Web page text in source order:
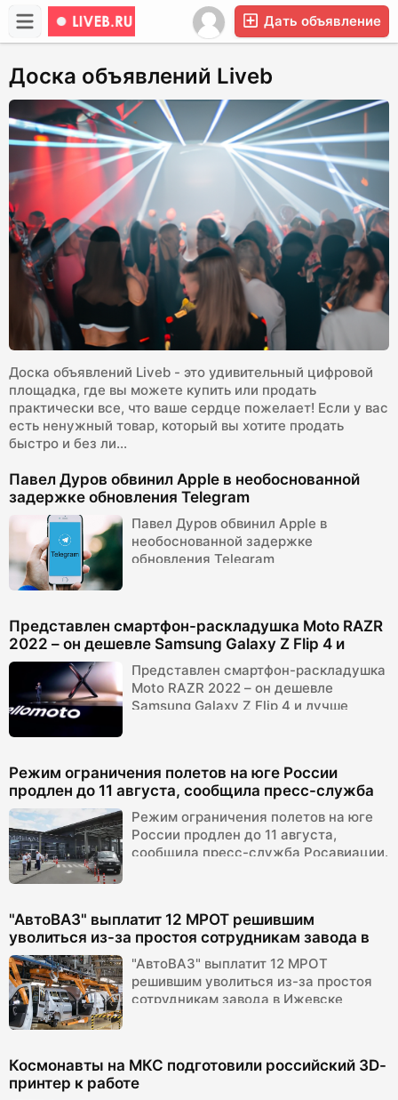
Дать объявление
Доска объявлений Liveb
Доска объявлений Liveb - это удивительный цифровой
площадка, где вы можете купить или продать
практически все, что ваше сердце пожелает! Если у вас
есть ненужный товар, который вы хотите продать
быстро и без ли...
Павел Дуров обвинил Apple в необоснованной
задержке обновления Telegram
Павел Дуров обвинил Apple в
необоснованной задержке
обновления Telegram
Представлен смартфон-раскладушка Moto RAZR
2022 – он дешевле Samsung Galaxy Z Flip 4 и
лучше оснащен
Представлен смартфон-раскладушка
Moto RAZR 2022 – он дешевле
Samsung Galaxy Z Flip 4 и лучше
Режим ограничения полетов на юге России
продлен до 11 августа, сообщила пресс-служба
Росавиации.
Режим ограничения полетов на юге
России продлен до 11 августа,
сообщила пресс-служба Росавиации.
"АвтоВАЗ" выплатит 12 МРОТ решившим
уволиться из-за простоя сотрудникам завода в
Ижевске
"АвтоВАЗ" выплатит 12 МРОТ
решившим уволиться из-за простоя
сотрудникам завода в Ижевске
Космонавты на МКС подготовили российский 3D-
принтер к работе